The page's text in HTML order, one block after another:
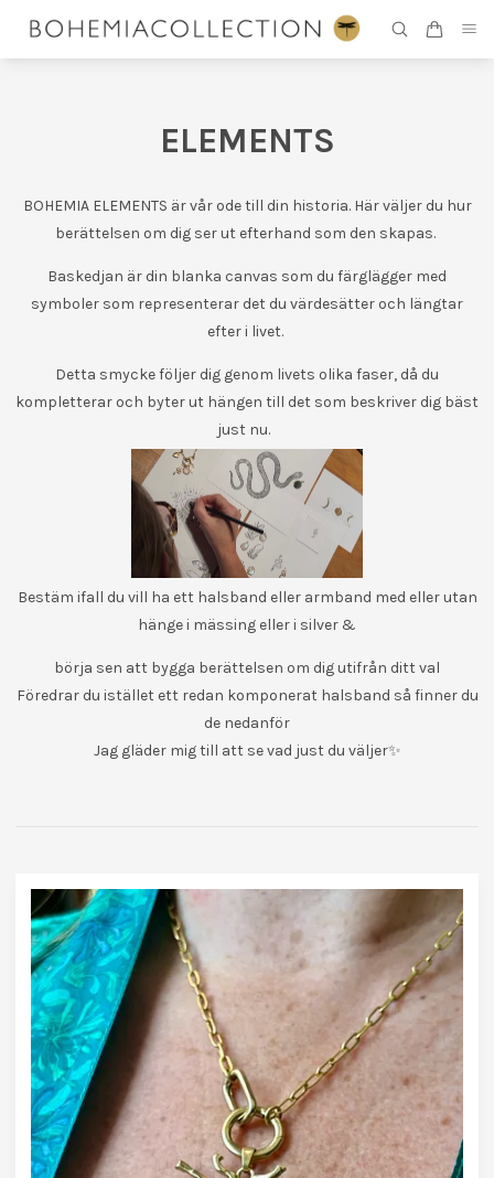
ELEMENTS
BOHEMIA ELEMENTS är vår ode till din historia. Här väljer du hur
berättelsen om dig ser ut efterhand som den skapas.
Baskedjan är din blanka canvas som du färglägger med
symboler som representerar det du värdesätter och längtar
efter i livet.
Detta smycke följer dig genom livets olika faser, då du
kompletterar och byter ut hängen till det som beskriver dig bäst
just nu.
Bestäm ifall du vill ha ett halsband eller armband med eller utan
hänge i mässing eller i silver &
börja sen att bygga berättelsen om dig utifrån ditt val
Föredrar du istället ett redan komponerat halsband så finner du
de nedanför
Jag gläder mig till att se vad just du väljer✨